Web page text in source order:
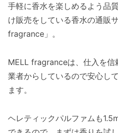
手軽に香水を楽しめるよう品
け販売をしている香水の通販
fragrance」。
MELL fragranceは、仕入を信
業者からしているので安心し
ます。
ヘレティックパルファムも